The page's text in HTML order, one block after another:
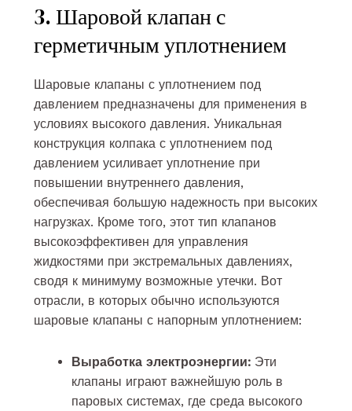
3. Шаровой клапан с
герметичным уплотнением
Шаровые клапаны с уплотнением под
давлением предназначены для применения в
условиях высокого давления. Уникальная
конструкция колпака с уплотнением под
давлением усиливает уплотнение при
повышении внутреннего давления,
обеспечивая большую надежность при высоких
нагрузках. Кроме того, этот тип клапанов
высокоэффективен для управления
жидкостями при экстремальных давлениях,
сводя к минимуму возможные утечки. Вот
отрасли, в которых обычно используются
шаровые клапаны с напорным уплотнением:
Выработка электроэнергии:Эти
клапаны играют важнейшую роль в
паровых системах, где среда высокого